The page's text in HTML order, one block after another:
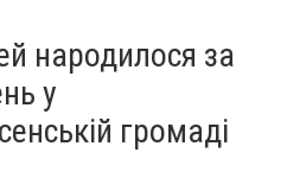
народилося за
у
громаді